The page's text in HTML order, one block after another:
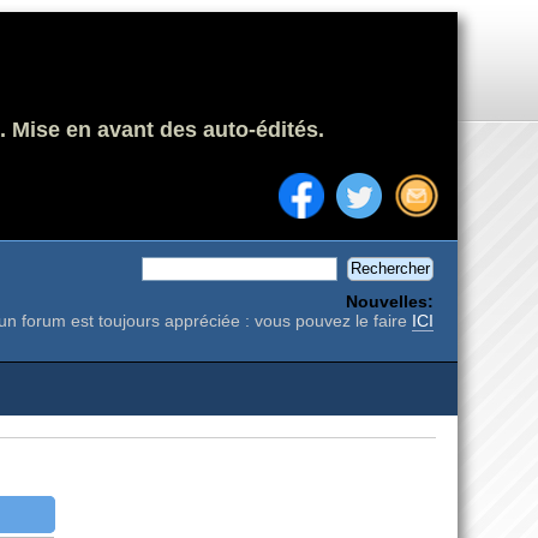
en avant des auto-édités.
Nouvelles:
forum est toujours appréciée : vous pouvez le faire ICI